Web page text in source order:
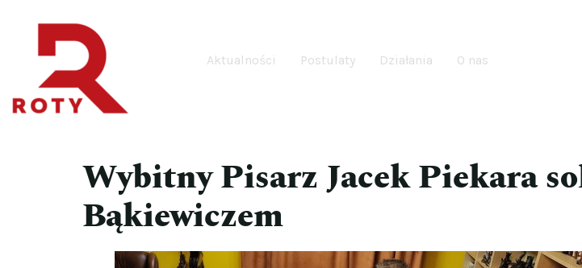
Aktualności Postulaty Działania O nas
Wybitny Pisarz Jacek Piekara
Bąkiewiczem